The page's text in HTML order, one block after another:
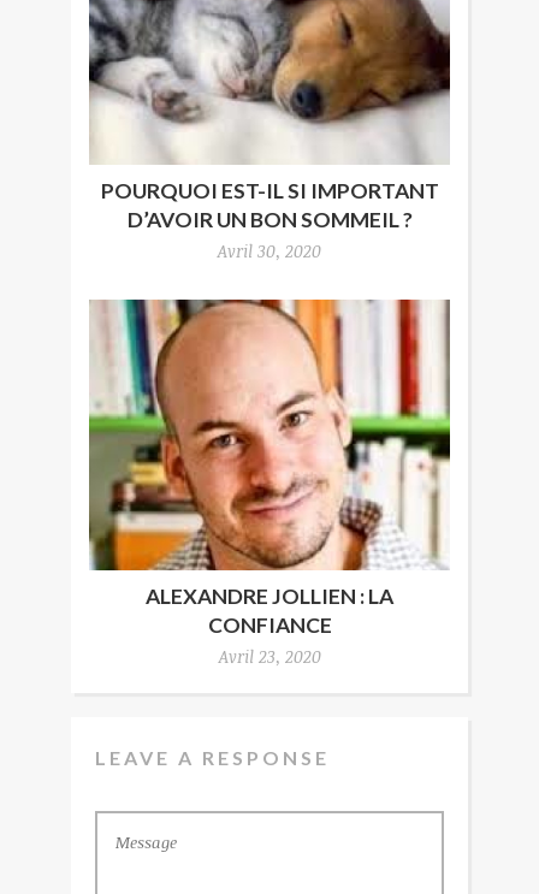
POURQUOI EST-IL SI IMPORTANT
D’AVOIR UN BON SOMMEIL ?
Avril 30, 2020
ALEXANDRE JOLLIEN : LA
CONFIANCE
Avril 23, 2020
LEAVE A RESPONSE